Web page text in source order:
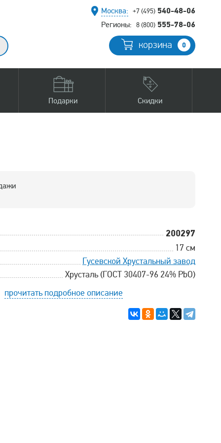
Москва: +7 (495) 540-48-06
Регионы: 8 (800) 555-78-06
корзина 0
Подарки Скидки
200297
17 см
Гусевской Хрустальный завод
Хрусталь (ГОСТ 30407-96 24% PbO)
прочитать подробное описание